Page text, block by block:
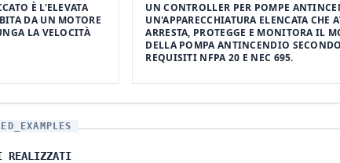
È L'ELEVATA
DA UN MOTORE
LA VELOCITÀ
UN CONTROLLER PER POMPE
UN'APPARECCHIATURA ELENCATA CHE
ARRESTA, PROTEGGE E MONITORA IL
DELLA POMPA ANTINCENDIO
REQUISITI NFPA 20 E NEC 695.
REALIZZATI